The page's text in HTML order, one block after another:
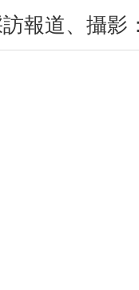
報道、攝